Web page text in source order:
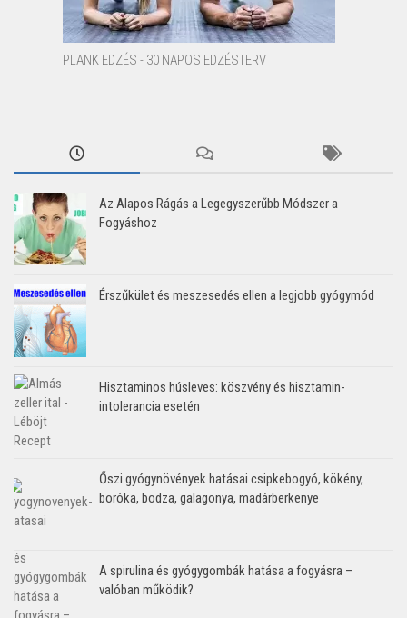
PLANK EDZÉS - 30 NAPOS EDZÉSTERV
Az Alapos Rágás a Legegyszerűbb Módszer a
Fogyáshoz
Érszűkület és meszesedés ellen a legjobb gyógymód
Hisztaminos húsleves: köszvény és hisztamin-
intolerancia esetén
Őszi gyógynövények hatásai csipkebogyó, kökény,
boróka, bodza, galagonya, madárberkenye
A spirulina és gyógygombák hatása a fogyásra –
valóban működik?